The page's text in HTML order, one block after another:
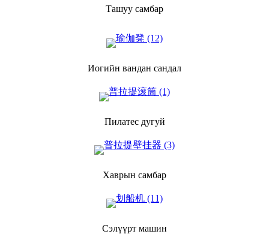
Ташуу самбар
Иогийн вандан сандал
Пилатес дугуй
Хаврын самбар
Сэлүүрт машин